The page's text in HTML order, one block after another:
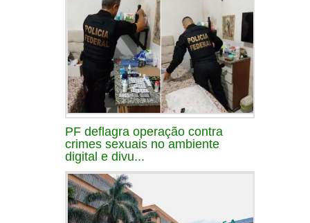
PF deflagra operação contra
crimes sexuais no ambiente
digital e divu...